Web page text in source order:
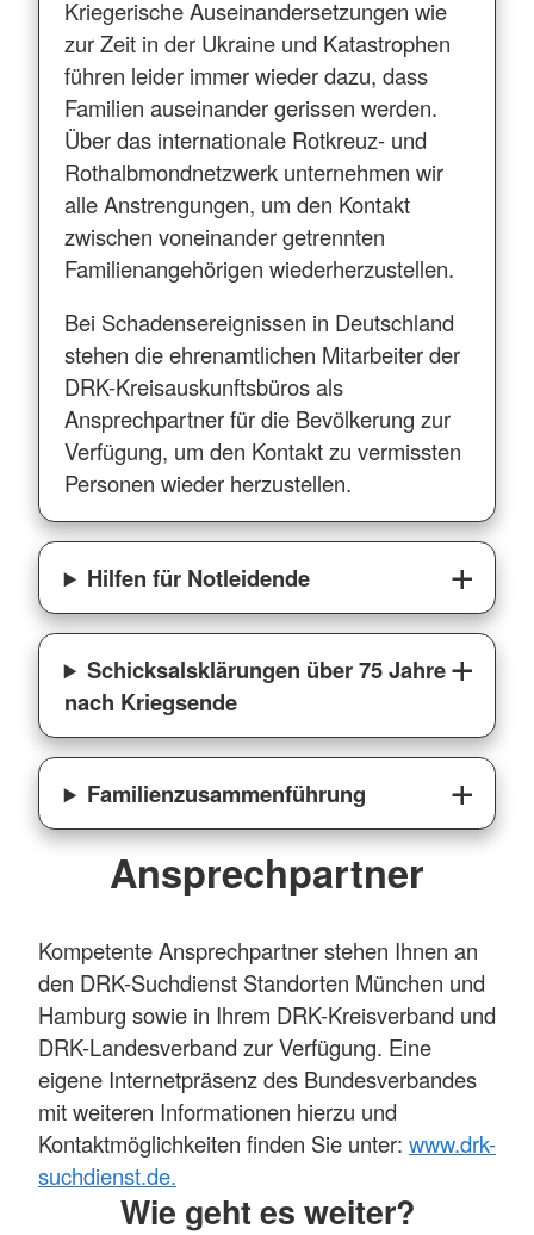
Kriegerische Auseinandersetzungen wie
zur Zeit in der Ukraine und Katastrophen
führen leider immer wieder dazu, dass
Familien auseinander gerissen werden.
Über das internationale Rotkreuz- und
Rothalbmondnetzwerk unternehmen wir
alle Anstrengungen, um den Kontakt
zwischen voneinander getrennten
Familienangehörigen wiederherzustellen.
Bei Schadensereignissen in Deutschland
stehen die ehrenamtlichen Mitarbeiter der
DRK-Kreisauskunftsbüros als
Ansprechpartner für die Bevölkerung zur
Verfügung, um den Kontakt zu vermissten
Personen wieder herzustellen.
Hilfen für Notleidende
Schicksalsklärungen über 75 Jahre
nach Kriegsende
Familienzusammenführung
Ansprechpartner
Kompetente Ansprechpartner stehen Ihnen an
den DRK-Suchdienst Standorten München und
Hamburg sowie in Ihrem DRK-Kreisverband und
DRK-Landesverband zur Verfügung. Eine
eigene Internetpräsenz des Bundesverbandes
mit weiteren Informationen hierzu und
Kontaktmöglichkeiten finden Sie unter: www.drk-
suchdienst.de.
Wie geht es weiter?